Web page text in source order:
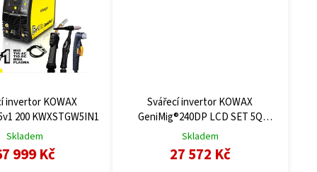
invertor KOWAX
200 KWXSTGW5IN1
Skladem
999 Kč
Svářecí invertor KOWAX
GeniMig®240DP LCD SET 5Q
KWXSTGM240DP_S05Q
Skladem
27 572 Kč